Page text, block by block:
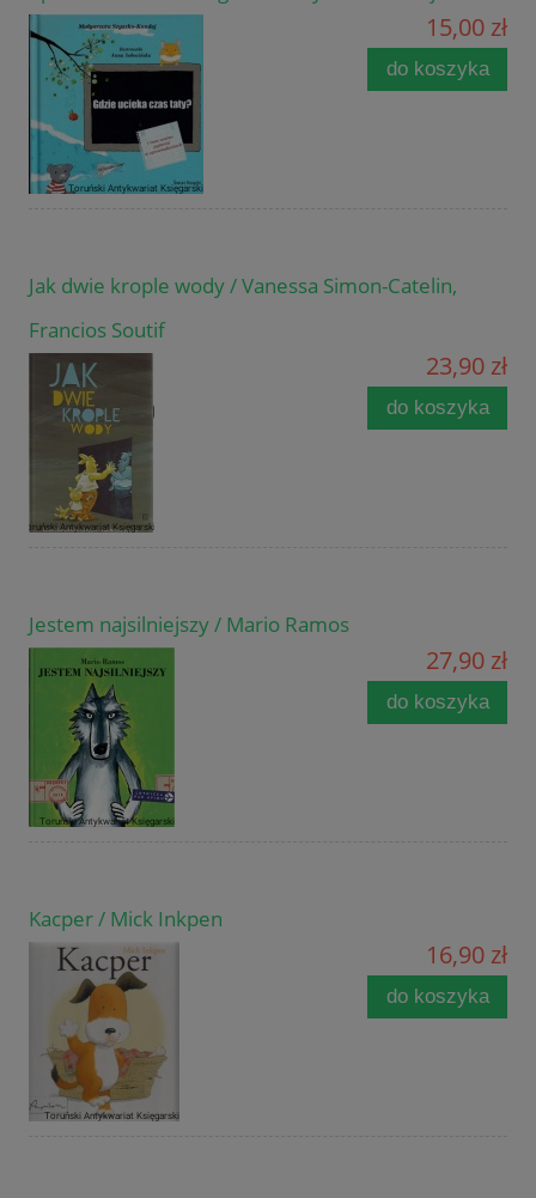
15,00 zł
do koszyka
Jak dwie krople wody / Vanessa Simon-Catelin,
Francios Soutif
23,90 zł
do koszyka
Jestem najsilniejszy / Mario Ramos
27,90 zł
do koszyka
Kacper / Mick Inkpen
16,90 zł
do koszyka